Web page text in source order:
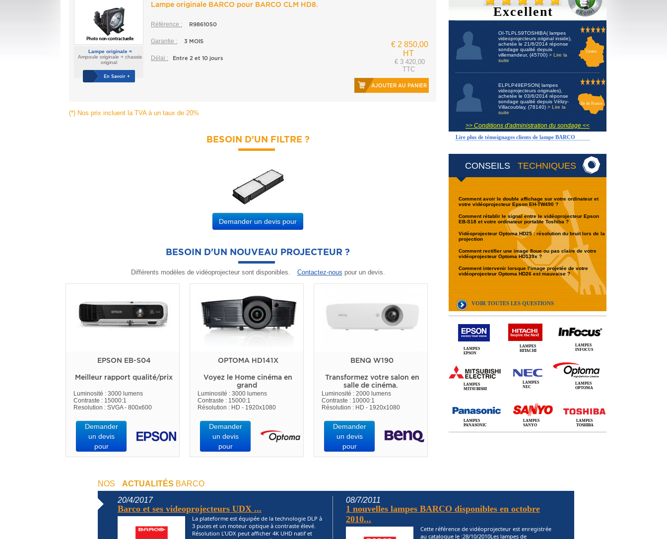
CONSEILS TECHNIQUES
Comment avoir le double affichage sur votre ordinateur et
votre vidéoprojecteur Epson EH-TW490 ?
Comment rétablir le signal entre le vidéoprojecteur Epson
EB-S18 et votre ordinateur portable Toshiba ?
Vidéoprojecteur Optoma HD25 : résolution du bruit lors de la
projection
Comment rectifier une image floue ou pas claire de votre
vidéoprojecteur Optoma HD139x ?
Comment intervenir lorsque l’image projetée de votre
vidéoprojecteur Optoma HD26 est mauvaise ?
VOIR TOUTES LES QUESTIONS
Excellent
OI-TLPLS9TOSHIBA( lampes
videoprojecteurs original inside),
achetée le 21/6/2014 réponse
sondage qualité depuis
villemandeur, (45700) > Lire la
suite
Centre
ELPLP49EPSON( lampes
videoprojecteurs originales),
achetée le 03/6/2014 réponse
sondage qualité depuis Vélizy-
Villacoublay, (78140) > Lire la
suite
Ile de France
>> Conditions d'administration du sondage <<
Lire plus de témoignages clients de lampe BARCO
LAMPES
EPSON
LAMPES
HITACHI
LAMPES
INFOCUS
LAMPES
MITSUBISHI
LAMPES
NEC
LAMPES
OPTOMA
LAMPES
PANASONIC
LAMPES
SANYO
LAMPES
TOSHIBA
Lampe originale =
Ampoule originale + chassis
original
En Savoir +
Lampe originale BARCO pour BARCO CLM HD8.
Référence : R9861050
Garantie : 3 MOIS
Délai : Entre 2 et 10 jours
€ 2 850,00
HT
€ 3 420,00
TTC
AJOUTER AU PANIER
(*) Nos prix incluent la TVA à un taux de 20%
BESOIN D'UN FILTRE ?
Demander un devis pour
BESOIN D'UN NOUVEAU PROJECTEUR ?
Différents modèles de vidéoprojecteur sont disponibles. Contactez-nous pour un devis.
EPSON EB-S04
Meilleur rapport qualité/prix
Luminosité : 3000 lumens
Contraste : 15000:1
Resolution : SVGA - 800x600
Demander
un devis
pour
OPTOMA HD141X
Voyez le Home cinéma en
grand
Luminosité : 3000 lumens
Contraste : 15000:1
Résolution : HD - 1920x1080
Demander
un devis
pour
BENQ W190
Transformez votre salon en
salle de cinéma.
Luminosité : 2000 lumens
Contraste : 10000:1
Résolution : HD - 1920x1080
Demander
un devis
pour
NOS ACTUALITÉS BARCO
20/4/2017
Barco et ses videoprojecteurs UDX ...
La plateforme est équipée de la technologie DLP à
3 puces et un moteur optique à contraste élevé.
Résolution L’UDX peut afficher 4K UHD natif et
08/7/2011
1 nouvelles lampes BARCO disponibles en octobre
2010...
Cette référence de vidéoprojecteur est enregistrée
au catalogue le :28/10/2010Les lampes de